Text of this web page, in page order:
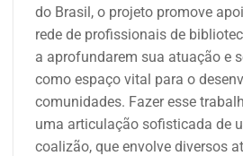
do Brasil, o projeto promove
rede de profissionais de
a aprofundarem sua atuação e
como espaço vital para o
comunidades. Fazer esse
uma articulação sofisticada de
coalizão, que envolve diversos